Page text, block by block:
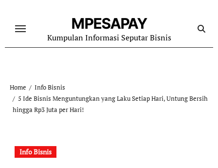
content
MPESAPAY
Kumpulan Informasi Seputar Bisnis
Home
Info Bisnis
5 Ide Bisnis Menguntungkan yang Laku Setiap Hari, Untung Bersih
hingga Rp3 Juta per Hari!
Info Bisnis